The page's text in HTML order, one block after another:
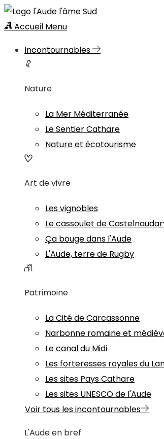
Accueil Menu
Incontournables
Nature
La Mer Méditerranée
Le Sentier Cathare
Nature et écotourisme
Art de vivre
Les vignobles
Le cassoulet de
Ça bouge dans l'Aude
L'Aude, terre de Rugby
Patrimoine
La Cité de Carcassonne
Narbonne romaine et
Le canal du Midi
Les forteresses royales du
Les sites Pays Cathare
Les sites UNESCO de l'Aude
Voir tous les incontournables
L'Aude en bref